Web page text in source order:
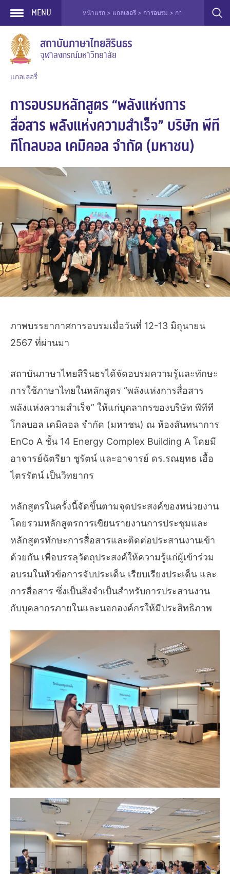
Skip
content
MENU
หน้าแรก > แกลเลอรี > การอบรม > การอบรมหลักสูตร “พลังแห่งการสื่อสาร พลั
สถาบันภาษาไทยสิรินธร
จุฬาลงกรณ์มหาวิทยาลัย
แกลเลอรี่
การอบรมหลักสูตร “พลังแห่งการ
สื่อสาร พลังแห่งความสำเร็จ” บริษัท พีที
ทีโกลบอล เคมิคอล จํากัด (มหาชน)
ภาพบรรยากาศการอบรมเมื่อวันที่ 12-13 มิถุนายน
2567 ที่ผ่านมา
สถาบันภาษาไทยสิรินธรได้จัดอบรมความรู้และทักษะ
การใช้ภาษาไทยในหลักสูตร “พลังแห่งการสื่อสาร
พลังแห่งความสำเร็จ” ให้แก่บุคลากรของบริษัท พีทีที
โกลบอล เคมิคอล จํากัด (มหาชน) ณ ห้องสันทนาการ
EnCo A ชั้น 14 Energy Complex Building A โดยมี
อาจารย์ฉัตรียา ชูรัตน์ และอาจารย์ ดร.รณยุทธ เอื้อ
ไตรรัตน์ เป็นวิทยากร
หลักสูตรในครั้งนี้จัดขึ้นตามจุดประสงค์ของหน่วยงาน
โดยรวมหลักสูตรการเขียนรายงานการประชุมและ
หลักสูตรทักษะการสื่อสารและติดต่อประสานงานเข้า
ด้วยกัน เพื่อบรรลุวัตถุประสงค์ให้ความรู้แก่ผู้เข้าร่วม
อบรมในหัวข้อการจับประเด็น เรียบเรียงประเด็น และ
การสื่อสาร ซึ่งเป็นสิ่งจำเป็นสำหรับการประสานงาน
กับบุคลากรภายในและนอกองค์กรให้มีประสิทธิภาพ